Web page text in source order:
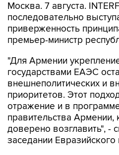
Москва. 7 августа.
последовательно
приверженность
премьер-министр
"Для Армении
государствами ЕАЭС
внешнеполитических и
приоритетов. Этот
отражение и в
правительства Армении,
доверено возглавить", -
заседании